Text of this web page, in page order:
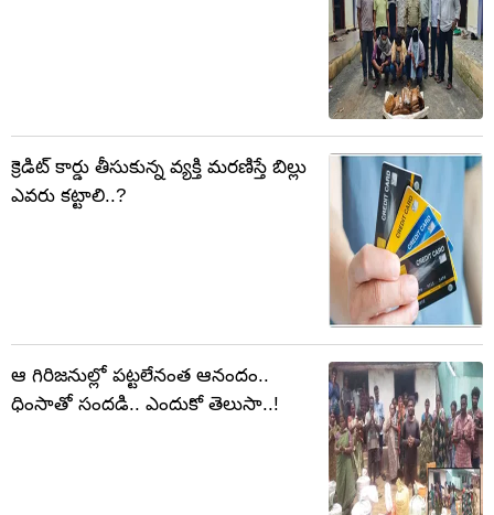
క్రెడిట్ కార్డు తీసుకున్న వ్యక్తి మరణిస్తే బిల్లు
ఎవరు కట్టాలి..?
ఆ గిరిజనుల్లో పట్టలేనంత ఆనందం..
ధింసాతో సందడి.. ఎందుకో తెలుసా..!